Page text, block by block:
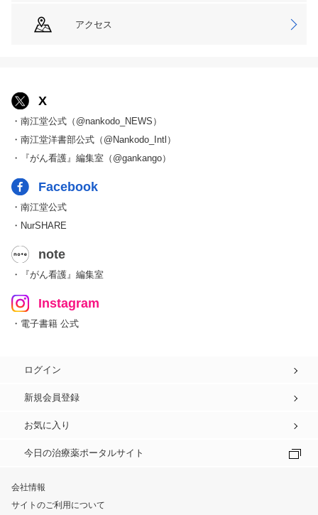
アクセス
X
・南江堂公式（@nankodo_NEWS）
・南江堂洋書部公式（@Nankodo_Intl）
・『がん看護』編集室（@gankango）
Facebook
・南江堂公式
・NurSHARE
note
・『がん看護』編集室
Instagram
・電子書籍 公式
ログイン
新規会員登録
お気に入り
今日の治療薬ポータルサイト
会社情報
サイトのご利用について